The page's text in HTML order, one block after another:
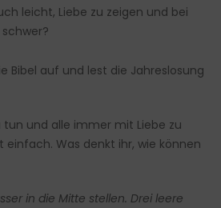
leicht, Liebe zu zeigen und bei
Bibel auf und lest die Jahreslosung
tun und alle immer mit Liebe zu
Was denkt ihr, wie können
in die Mitte stellen. Drei leere